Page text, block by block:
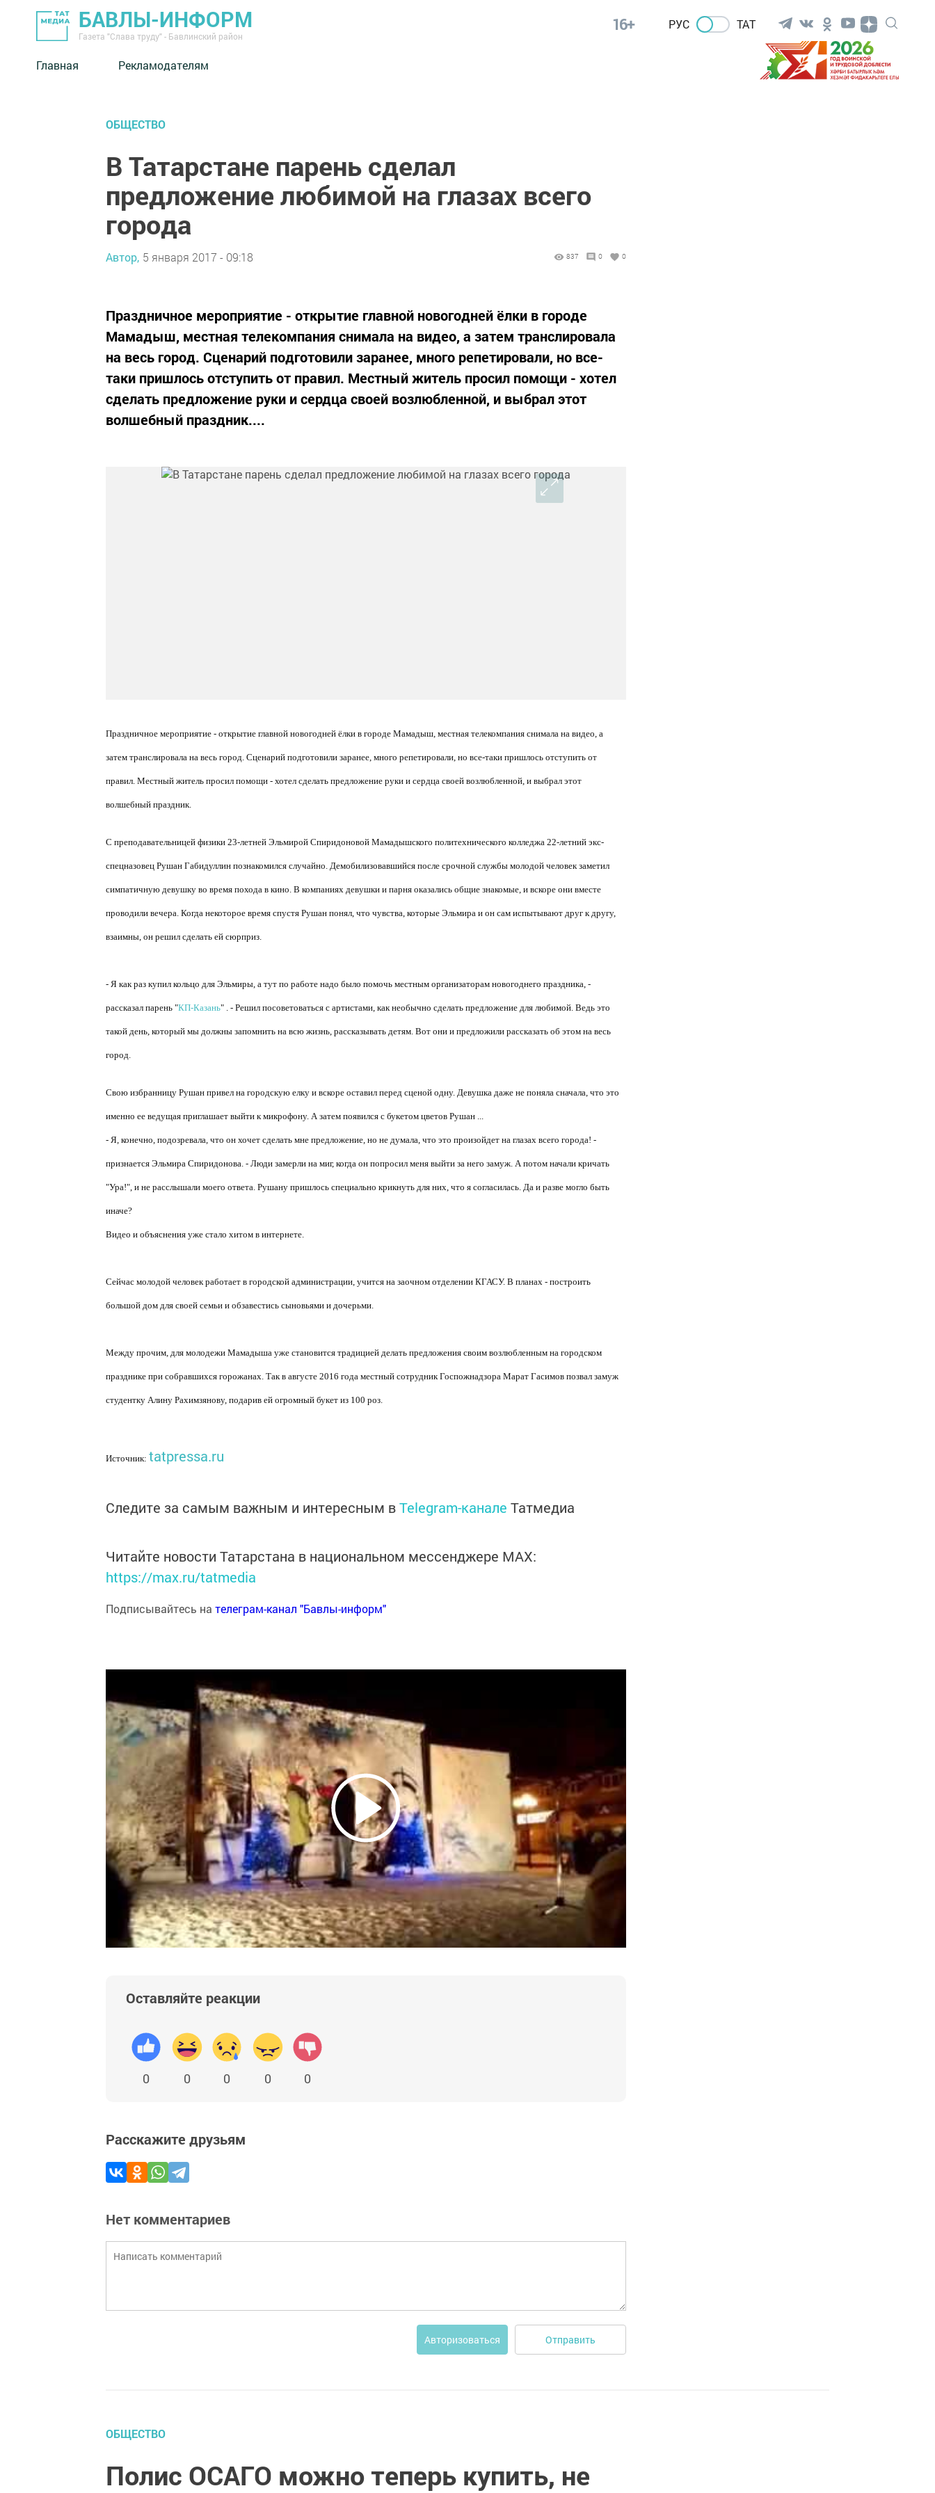
БАВЛЫ-ИНФОРМ
Газета "Слава труду" - Бавлинский район
16+ РУС ТАТ
Главная Рекламодателям
ОБЩЕСТВО
В Татарстане парень сделал
предложение любимой на глазах всего
города
Автор, 5 января 2017 - 09:18 837 0 0
Праздничное мероприятие - открытие главной новогодней ёлки в городе
Мамадыш, местная телекомпания снимала на видео, а затем транслировала
на весь город. Сценарий подготовили заранее, много репетировали, но все-
таки пришлось отступить от правил. Местный житель просил помощи - хотел
сделать предложение руки и сердца своей возлюбленной, и выбрал этот
волшебный праздник....
Праздничное мероприятие - открытие главной новогодней ёлки в городе Мамадыш, местная телекомпания снимала на видео, а
затем транслировала на весь город. Сценарий подготовили заранее, много репетировали, но все-таки пришлось отступить от
правил. Местный житель просил помощи - хотел сделать предложение руки и сердца своей возлюбленной, и выбрал этот
волшебный праздник.
С преподавательницей физики 23-летней Эльмирой Спиридоновой Мамадышского политехнического колледжа 22-летний экс-
спецназовец Рушан Габидуллин познакомился случайно. Демобилизовавшийся после срочной службы молодой человек заметил
симпатичную девушку во время похода в кино. В компаниях девушки и парня оказались общие знакомые, и вскоре они вместе
проводили вечера. Когда некоторое время спустя Рушан понял, что чувства, которые Эльмира и он сам испытывают друг к другу,
взаимны, он решил сделать ей сюрприз.
- Я как раз купил кольцо для Эльмиры, а тут по работе надо было помочь местным организаторам новогоднего праздника, -
рассказал парень "КП-Казань" . - Решил посоветоваться с артистами, как необычно сделать предложение для любимой. Ведь это
такой день, который мы должны запомнить на всю жизнь, рассказывать детям. Вот они и предложили рассказать об этом на весь
город.
Свою избранницу Рушан привел на городскую елку и вскоре оставил перед сценой одну. Девушка даже не поняла сначала, что это
именно ее ведущая приглашает выйти к микрофону. А затем появился с букетом цветов Рушан ...
- Я, конечно, подозревала, что он хочет сделать мне предложение, но не думала, что это произойдет на глазах всего города! -
признается Эльмира Спиридонова. - Люди замерли на миг, когда он попросил меня выйти за него замуж. А потом начали кричать
"Ура!", и не расслышали моего ответа. Рушану пришлось специально крикнуть для них, что я согласилась. Да и разве могло быть
иначе?
Видео и объяснения уже стало хитом в интернете.
Сейчас молодой человек работает в городской администрации, учится на заочном отделении КГАСУ. В планах - построить
большой дом для своей семьи и обзавестись сыновьями и дочерьми.
Между прочим, для молодежи Мамадыша уже становится традицией делать предложения своим возлюбленным на городском
празднике при собравшихся горожанах. Так в августе 2016 года местный сотрудник Госпожнадзора Марат Гасимов позвал замуж
студентку Алину Рахимзянову, подарив ей огромный букет из 100 роз.
Источник: tatpressa.ru
Следите за самым важным и интересным вTelegram-канале Татмедиа
Читайте новости Татарстана в национальном мессенджере MАХ:
https://max.ru/tatmedia
Подписывайтесь на телеграм-канал "Бавлы-информ"
Оставляйте реакции
0 0 0 0 0
Расскажите друзьям
Нет комментариев
Авторизоваться Отправить
ОБЩЕСТВО
Полис ОСАГО можно теперь купить, не